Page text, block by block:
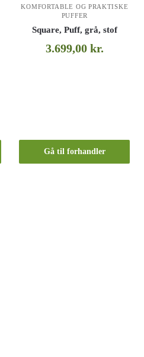
KOMFORTABLE OG PRAKTISKE
PUFFER
Square, Puff, grå, stof
3.699,00 kr.
Gå til forhandler